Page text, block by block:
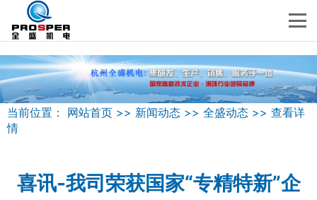
当前位置： 网站首页 >> 新闻动态 >> 全盛动态 >> 查看详
情
喜讯-我司荣获国家“专精特新”企